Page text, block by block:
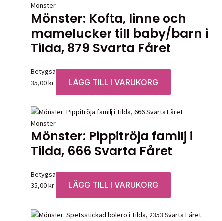
Mönster
Mönster: Kofta, linne och
mamelucker till baby/barn i
Tilda, 879 Svarta Fåret
Betygsatt0av 5
35,00kr LÄGG TILL I VARUKORG
Mönster
Mönster: Pippitröja familj i
Tilda, 666 Svarta Fåret
Betygsatt0av 5
35,00kr LÄGG TILL I VARUKORG